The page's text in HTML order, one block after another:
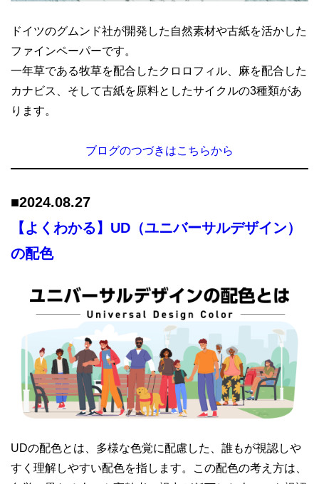
ドイツのグムンド社が開発した自然素材や古紙を活かした
ファインペーパーです。
一年草である牧草を配合したクロロフィル、麻を配合した
カナビス、そして古紙を原料としたサイクルの3種類があ
ります。
ブログのつづきはこちらから
■2024.08.27
【よくわかる】UD（ユニバーサルデザイン）
の配色
UDの配色とは、多様な色覚に配慮した、誰もが視認しや
すく理解しやすい配色を指します。この配色の考え方は、